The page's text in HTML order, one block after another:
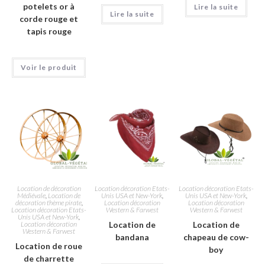
potelets or à
corde rouge et
tapis rouge
Voir le produit
Lire la suite
Lire la suite
Location de décoration
Médiévale Location de
décoration thème pirate,
Location décoration Etats-
Unis USA et New-York
Location décoration
Western & Farwest
Location de roue
de charrette
Location décoration Etats-
Unis USA et New-York
Location décoration
Western & Farwest
Location de
bandana
Location décoration Etats-
Unis USA et New-York,
Location décoration
Western & Farwest
Location de
chapeau de cow-
boy